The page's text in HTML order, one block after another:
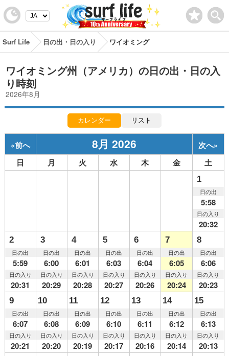
Surf Life 日の出・日の入り ワイオミング
ワイオミング州（アメリカ）の日の出・日の入
り時刻
2026年8月
カレンダー リスト
«前へ 8月 2026 次へ»
日
月 火 水 木 金 土
1
日の出
5:58
日の入り
20:32
2
日の出
5:59
日の入り
20:31
3
日の出
6:00
日の入り
20:29
4
日の出
6:01
日の入り
20:28
5
日の出
6:03
日の入り
20:27
6
日の出
6:04
日の入り
20:26
7
日の出
6:05
日の入り
20:24
8
日の出
6:06
日の入り
20:23
9
日の出
6:07
日の入り
20:21
10
日の出
6:08
日の入り
20:20
11
日の出
6:09
日の入り
20:19
12
日の出
6:10
日の入り
20:17
13
日の出
6:11
日の入り
20:16
14
日の出
6:12
日の入り
20:14
15
日の出
6:13
日の入り
20:13